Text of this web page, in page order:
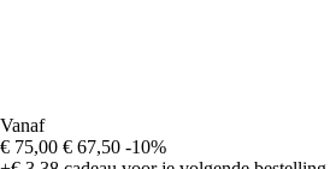
Vanaf
€ 75,00 € 67,50 -10%